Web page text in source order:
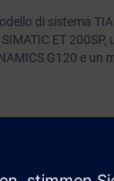
di sistema
ET 200SP,
G120 e un